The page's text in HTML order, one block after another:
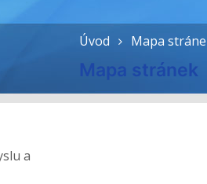
a
Úvod Mapa
Mapa stránek